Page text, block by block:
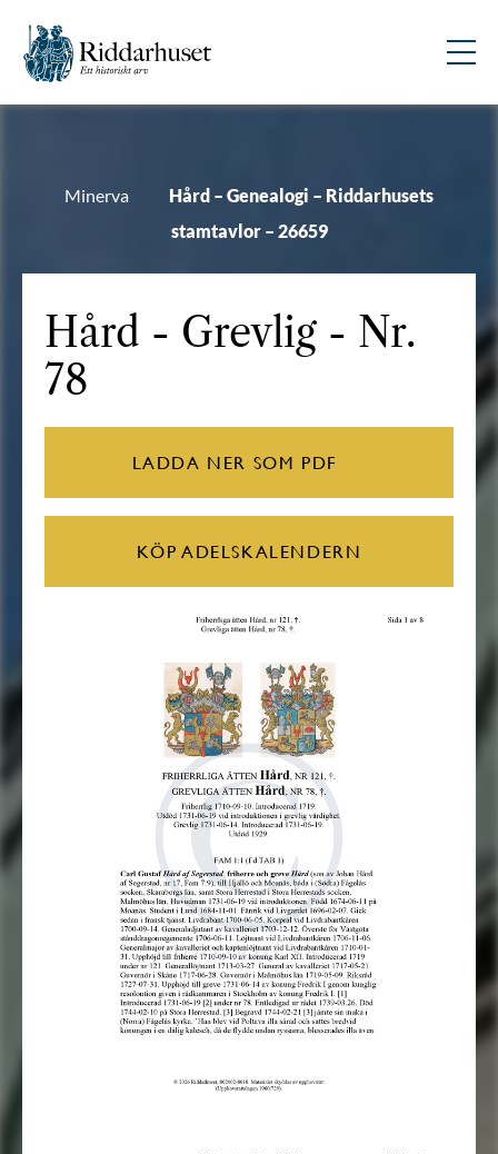
Minerva
Hård – Genealogi – Riddarhusets
stamtavlor – 26659
Hård - Grevlig - Nr.
78
LADDA NER SOM PDF
KÖP ADELSKALENDERN